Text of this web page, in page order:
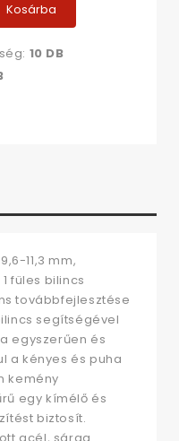
Kosárba
10 DB
11,3 mm,
füles bilincs
továbbfejlesztése
segítségével
egyszerűen és
a kényes és puha
kemény
egy kímélő és
biztosít.